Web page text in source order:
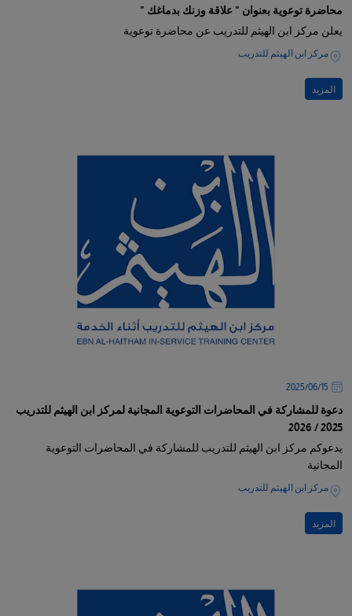
محاضرة توعوية بعنوان " علاقة وزنك بدماغك "
يعلن مركز ابن الهيثم للتدريب عن محاضرة توعوية
مركز ابن الهيثم للتدريب
المزيد
15‏/06‏/2025
دعوة للمشاركة في المحاضرات التوعوية المجانية لمركز ابن الهيثم للتدريب
2025 / 2026
يدعوكم مركز ابن الهيثم للتدريب للمشاركة في المحاضرات التوعوية
المجانية
مركز ابن الهيثم للتدريب
المزيد